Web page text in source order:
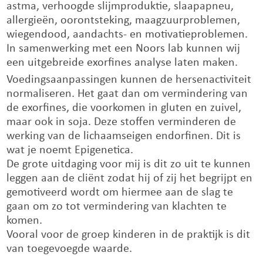
astma, verhoogde slijmproduktie, slaapapneu,
allergieën, oorontsteking, maagzuurproblemen,
wiegendood, aandachts- en motivatieproblemen.
In samenwerking met een Noors lab kunnen wij
een uitgebreide exorfines analyse laten maken.
Voedingsaanpassingen kunnen de hersenactiviteit
normaliseren. Het gaat dan om vermindering van
de exorfines, die voorkomen in gluten en zuivel,
maar ook in soja. Deze stoffen verminderen de
werking van de lichaamseigen endorfinen. Dit is
wat je noemt Epigenetica.
De grote uitdaging voor mij is dit zo uit te kunnen
leggen aan de cliënt zodat hij of zij het begrijpt en
gemotiveerd wordt om hiermee aan de slag te
gaan om zo tot vermindering van klachten te
komen.
Vooral voor de groep kinderen in de praktijk is dit
van toegevoegde waarde.